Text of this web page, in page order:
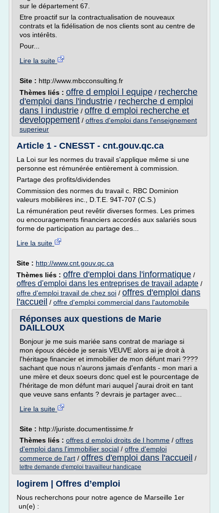
sur le département 67.
Etre proactif sur la contractualisation de nouveaux
contrats et la fidélisation de nos clients sont au centre de
vos intérêts.
Pour...
Lire la suite
Site : http://www.mbcconsulting.fr
Thèmes liés : offre d emploi l equipe / recherche
d'emploi dans l'industrie / recherche d emploi
dans l industrie / offre d emploi recherche et
developpement / offres d'emploi dans l'enseignement
superieur
Article 1 - CNESST - cnt.gouv.qc.ca
La Loi sur les normes du travail s'applique même si une
personne est rémunérée entièrement à commission.
Partage des profits/dividendes
Commission des normes du travail c. RBC Dominion
valeurs mobilières inc., D.T.E. 94T-707 (C.S.)
La rémunération peut revêtir diverses formes. Les primes
ou encouragements financiers accordés aux salariés sous
forme de participation au partage des...
Lire la suite
Site : http://www.cnt.gouv.qc.ca
Thèmes liés : offre d'emploi dans l'informatique /
offres d'emploi dans les entreprises de travail adapte /
offre d'emploi travail de chez soi / offres d'emploi dans
l'accueil / offre d'emploi commercial dans l'automobile
Réponses aux questions de Marie
DAILLOUX
Bonjour je me suis mariée sans contrat de mariage si
mon époux décède je serais VEUVE alors ai je droit à
l'héritage financier et immobilier de mon défunt mari ????
sachant que nous n'aurons jamais d'enfants - mon mari a
une mère et deux soeurs donc quel est le pourcentage de
l'héritage de mon défunt mari auquel j'aurai droit en tant
que veuve sans enfants ? devrais je partager avec...
Lire la suite
Site : http://juriste.documentissime.fr
Thèmes liés : offres d emploi droits de l homme / offres
d'emploi dans l'immobilier social / offre d'emploi
commerce de l'art / offres d'emploi dans l'accueil /
lettre demande d'emploi travailleur handicape
logirem | Offres d’emploi
Nous recherchons pour notre agence de Marseille 1er
un(e) :